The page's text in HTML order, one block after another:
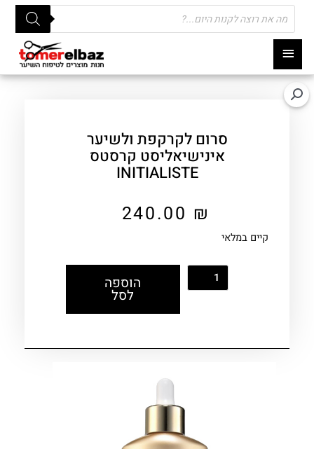
תפריט
ראשי
Products
search
סרום לקרקפת ולשיער
אינישיאליסט קרסטס
INITIALISTE
240.00 ₪
קיים במלאי
הוספה
לסל